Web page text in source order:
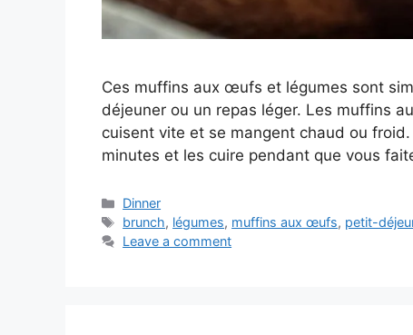
Ces muffins aux œufs et légumes sont
déjeuner ou un repas léger. Les muffins
cuisent vite et se mangent chaud ou
minutes et les cuire pendant que vous
Categories
Dinner
Tags
brunch, légumes, muffins aux œufs, petit-
Leave a comment